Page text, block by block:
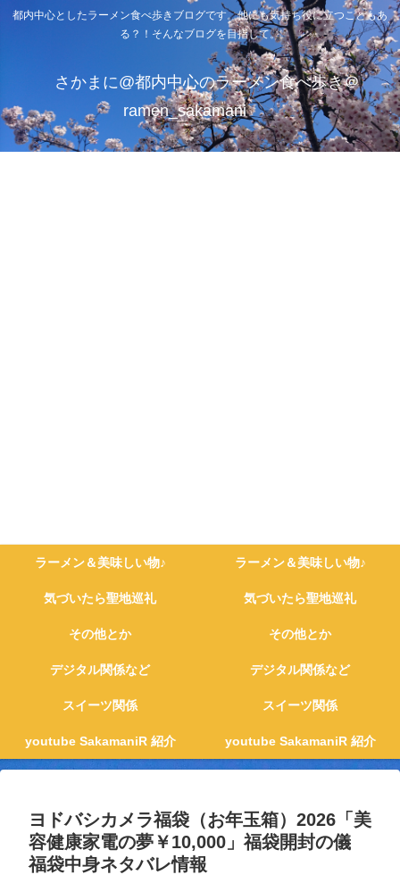
都内中心としたラーメン食べ歩きブログです。他にも気持ち役に立つこともあ
る？！そんなブログを目指して。
さかまに@都内中心のラーメン食べ歩き＠
ramen_sakamani
ラーメン＆美味しい物♪ ラーメン＆美味しい物♪
気づいたら聖地巡礼 気づいたら聖地巡礼
その他とか その他とか
デジタル関係など デジタル関係など
スイーツ関係 スイーツ関係
youtube SakamaniR 紹介 youtube SakamaniR 紹介
ヨドバシカメラ福袋（お年玉箱）2026「美
容健康家電の夢￥10,000」福袋開封の儀
福袋中身ネタバレ情報